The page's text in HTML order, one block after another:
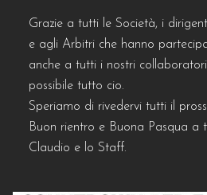
MEDIA
INFO
VOLLEURHOPE
Grazie a tutti le Società, i
e agli Arbitri che hanno
anche a tutti i nostri
possibile tutto cio.
Speriamo di rivedervi tutti il
Buon rientro e Buona Pasqua a
Claudio e lo Staff.